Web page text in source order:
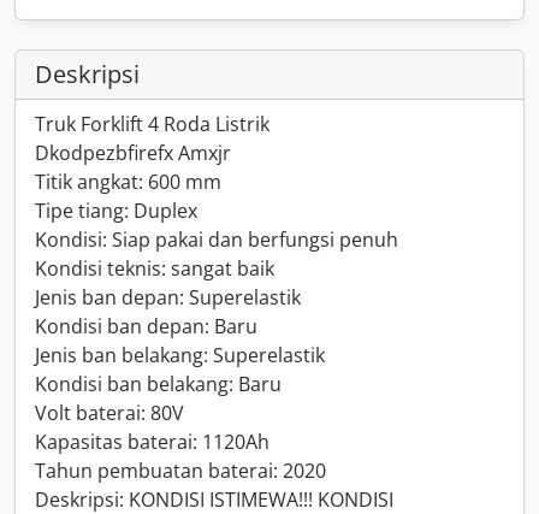
Deskripsi
Truk Forklift 4 Roda Listrik
Dkodpezbfirefx Amxjr
Titik angkat: 600 mm
Tipe tiang: Duplex
Kondisi: Siap pakai dan berfungsi penuh
Kondisi teknis: sangat baik
Jenis ban depan: Superelastik
Kondisi ban depan: Baru
Jenis ban belakang: Superelastik
Kondisi ban belakang: Baru
Volt baterai: 80V
Kapasitas baterai: 1120Ah
Tahun pembuatan baterai: 2020
Deskripsi: KONDISI ISTIMEWA!!! KONDISI